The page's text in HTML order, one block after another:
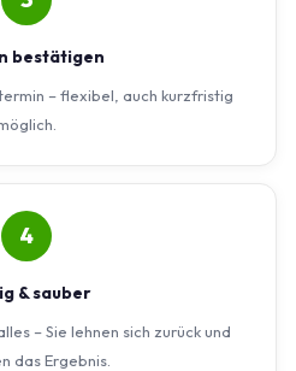
bestätigen
– flexibel, auch kurzfristig
4
& sauber
– Sie lehnen sich zurück und
das Ergebnis.